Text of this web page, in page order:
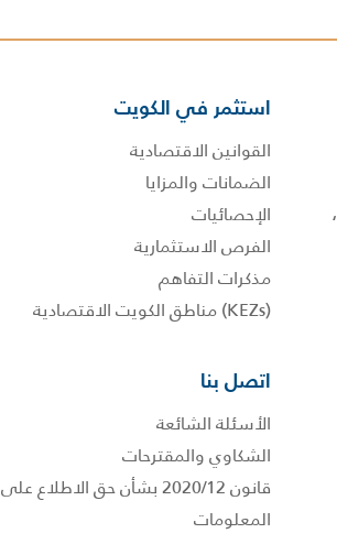
استثمر في الكويت
القوانين الاقتصادية
الضمانات والمزايا
الإحصائيات
الفرص الاستثمارية
مذكرات التفاهم
(KEZs) مناطق الكويت الاقتصادية
اتصل بنا
الأسئلة الشائعة
الشكاوي والمقترحات
قانون 2020/12 بشأن حق الاطلاع على
المعلومات